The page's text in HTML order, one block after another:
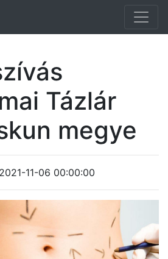
Tázlár
megye
11-06 00:00:00